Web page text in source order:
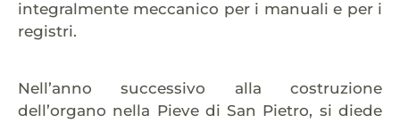
integralmente meccanico per i manuali e per i
registri.
Nell’anno successivo alla costruzione
dell’organo nella Pieve di San Pietro, si diede